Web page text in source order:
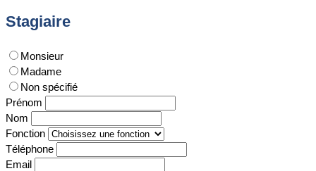
Stagiaire
Monsieur
Madame
Non spécifié
Prénom
Nom
Fonction
Téléphone
Email